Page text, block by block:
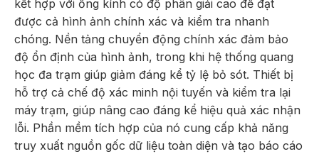
kết hợp với ống kính có độ phân giải cao để đạt
được cả hình ảnh chính xác và kiểm tra nhanh
chóng. Nền tảng chuyển động chính xác đảm bảo
độ ổn định của hình ảnh, trong khi hệ thống quang
học đa trạm giúp giảm đáng kể tỷ lệ bỏ sót. Thiết bị
hỗ trợ cả chế độ xác minh nội tuyến và kiểm tra lại
máy trạm, giúp nâng cao đáng kể hiệu quả xác nhận
lỗi. Phần mềm tích hợp của nó cung cấp khả năng
truy xuất nguồn gốc dữ liệu toàn diện và tạo báo cáo